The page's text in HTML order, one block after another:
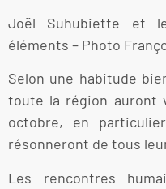
Joël Suhubiette et
éléments – Photo
Selon une habitude
toute la région auront
octobre, en
résonneront de tous
Les rencontres